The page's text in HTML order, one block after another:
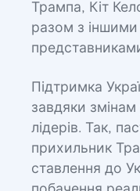
Трампа, Кіт
разом з
Підтримка
завдяки змінам
лідерів. Так,
прихильник
ставлення до